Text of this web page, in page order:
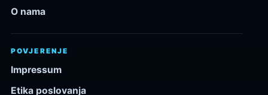
O nama
POVJERENJE
Impressum
Etika poslovanja